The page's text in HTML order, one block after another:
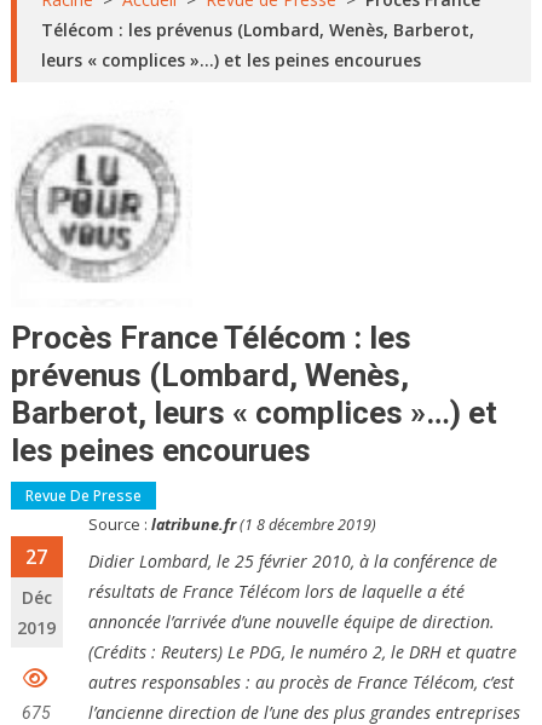
Télécom : les prévenus (Lombard, Wenès, Barberot,
leurs « complices »…) et les peines encourues
Procès France Télécom : les
prévenus (Lombard, Wenès,
Barberot, leurs « complices »…) et
les peines encourues
Revue De Presse
27
Déc
2019
675
Source :latribune.fr(1 8 décembre 2019)
Didier Lombard, le 25 février 2010, à la conférence de
résultats de France Télécom lors de laquelle a été
annoncée l’arrivée d’une nouvelle équipe de direction.
(Crédits : Reuters) Le PDG, le numéro 2, le DRH et quatre
autres responsables : au procès de France Télécom, c’est
l’ancienne direction de l’une des plus grandes entreprises